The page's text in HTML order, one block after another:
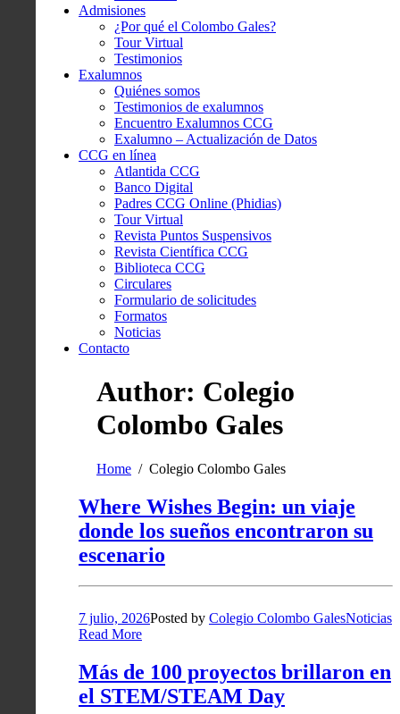
Admisiones
¿Por qué el Colombo Gales?
Tour Virtual
Testimonios
Exalumnos
Quiénes somos
Testimonios de exalumnos
Encuentro Exalumnos CCG
Exalumno – Actualización de Datos
CCG en línea
Atlantida CCG
Banco Digital
Padres CCG Online (Phidias)
Tour Virtual
Revista Puntos Suspensivos
Revista Científica CCG
Biblioteca CCG
Circulares
Formulario de solicitudes
Formatos
Noticias
Contacto
Author: Colegio
Colombo Gales
Home Colegio Colombo Gales
Where Wishes Begin: un viaje
donde los sueños encontraron su
escenario
7 julio, 2026Posted by Colegio Colombo GalesNoticias
Read More
Más de 100 proyectos brillaron en
el STEM/STEAM Day